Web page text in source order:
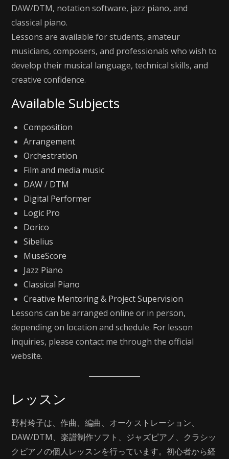
DAW/DTM, notation software, jazz piano, and
classical piano.
Lessons are available for students, amateur
musicians, composers, and professionals who wish to
develop their musical language, technical skills, and
creative confidence.
Available Subjects
Composition
Arrangement
Orchestration
Film and media music
DAW / DTM
Digital Performer
Logic Pro
Dorico
Sibelius
MuseScore
Jazz Piano
Classical Piano
Creative Mentoring & Project Supervision
Lessons can be arranged online or in person,
depending on location and schedule. For lesson
inquiries, please contact me through the official
website.
レッスン
野村玲子は、作曲、編曲、オーケストレーション、
DAW/DTM、楽譜制作ソフト、ジャズピアノ、クラシッ
クピアノの個人レッスンを行っています。初心者から経